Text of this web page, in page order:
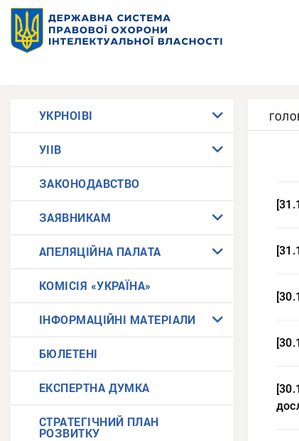
УКРНОІВІ
УІІВ
ЗАКОНОДАВСТВО
ЗАЯВНИКАМ
АПЕЛЯЦІЙНА ПАЛАТА
КОМІСІЯ «УКРАЇНА»
ІНФОРМАЦІЙНІ МАТЕРІАЛИ
БЮЛЕТЕНІ
ЕКСПЕРТНА ДУМКА
СТРАТЕГІЧНИЙ ПЛАН
РОЗВИТКУ